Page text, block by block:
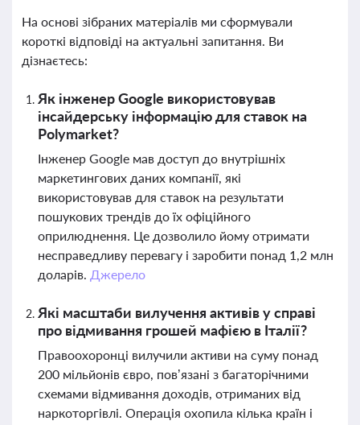
На основі зібраних матеріалів ми сформували
короткі відповіді на актуальні запитання. Ви
дізнаєтесь:
Як інженер Google використовував
інсайдерську інформацію для ставок на
Polymarket?
Інженер Google мав доступ до внутрішніх
маркетингових даних компанії, які
використовував для ставок на результати
пошукових трендів до їх офіційного
оприлюднення. Це дозволило йому отримати
несправедливу перевагу і заробити понад 1,2 млн
доларів. Джерело
Які масштаби вилучення активів у справі
про відмивання грошей мафією в Італії?
Правоохоронці вилучили активи на суму понад
200 мільйонів євро, пов’язані з багаторічними
схемами відмивання доходів, отриманих від
наркоторгівлі. Операція охопила кілька країн і